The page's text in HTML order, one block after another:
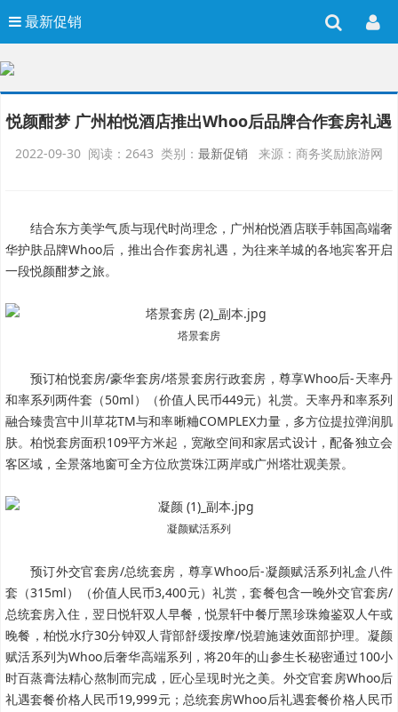
最新促销
悦颜酣梦 广州柏悦酒店推出Whoo后品牌合作套房礼遇
2022-09-30 阅读：2643 类别： 最新促销 来源：商务奖励旅游网
结合东方美学气质与现代时尚理念，广州柏悦酒店联手韩国高端奢
华护肤品牌Whoo后，推出合作套房礼遇，为往来羊城的各地宾客开启
一段悦颜酣梦之旅。
塔景套房
预订柏悦套房/豪华套房/塔景套房行政套房，尊享Whoo后-天率丹
和率系列两件套（50ml）（价值人民币449元）礼赏。天率丹和率系列
融合臻贵宫中川草花TM与和率晰粬COMPLEX力量，多方位提拉弹润肌
肤。柏悦套房面积109平方米起，宽敞空间和家居式设计，配备独立会
客区域，全景落地窗可全方位欣赏珠江两岸或广州塔壮观美景。
凝颜赋活系列
预订外交官套房/总统套房，尊享Whoo后-凝颜赋活系列礼盒八件
套（315ml）（价值人民币3,400元）礼赏，套餐包含一晚外交官套房/
总统套房入住，翌日悦轩双人早餐，悦景轩中餐厅黑珍珠飨鉴双人午或
晚餐，柏悦水疗30分钟双人背部舒缓按摩/悦碧施速效面部护理。凝颜
赋活系列为Whoo后奢华高端系列，将20年的山参生长秘密通过100小
时百蒸膏法精心熬制而完成，匠心呈现时光之美。外交官套房Whoo后
礼遇套餐价格人民币19,999元；总统套房Whoo后礼遇套餐价格人民币